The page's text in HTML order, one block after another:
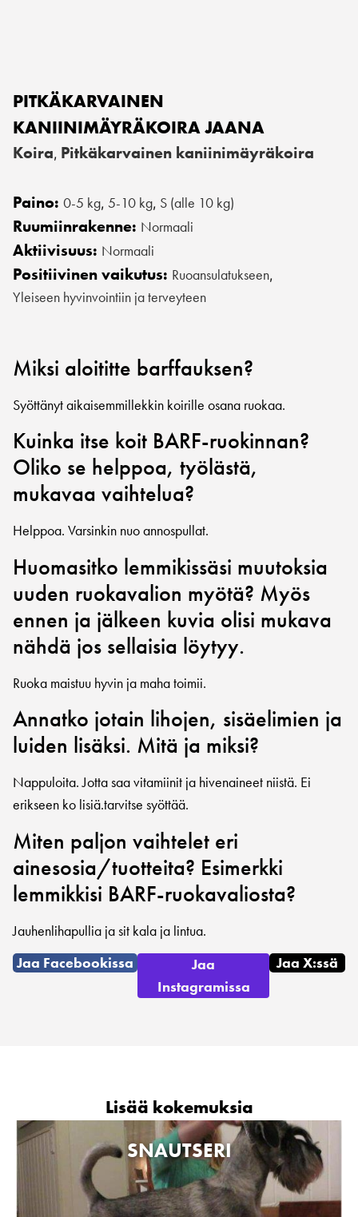
PITKÄKARVAINEN
KANIINIMÄYRÄKOIRA JAANA
Koira, Pitkäkarvainen kaniinimäyräkoira
Paino: 0-5 kg, 5-10 kg, S (alle 10 kg)
Ruumiinrakenne: Normaali
Aktiivisuus: Normaali
Positiivinen vaikutus: Ruoansulatukseen,
Yleiseen hyvinvointiin ja terveyteen
Miksi aloititte barffauksen?
Syöttänyt aikaisemmillekkin koirille osana ruokaa.
Kuinka itse koit BARF-ruokinnan?
Oliko se helppoa, työlästä,
mukavaa vaihtelua?
Helppoa. Varsinkin nuo annospullat.
Huomasitko lemmikissäsi muutoksia
uuden ruokavalion myötä? Myös
ennen ja jälkeen kuvia olisi mukava
nähdä jos sellaisia löytyy.
Ruoka maistuu hyvin ja maha toimii.
Annatko jotain lihojen, sisäelimien ja
luiden lisäksi. Mitä ja miksi?
Nappuloita. Jotta saa vitamiinit ja hivenaineet niistä. Ei
erikseen ko lisiä.tarvitse syöttää.
Miten paljon vaihtelet eri
ainesosia/tuotteita? Esimerkki
lemmikkisi BARF-ruokavaliosta?
Jauhenlihapullia ja sit kala ja lintua.
Jaa Facebookissa
Jaa
Instagramissa
Jaa X:ssä
Lisää kokemuksia
SNAUTSERI